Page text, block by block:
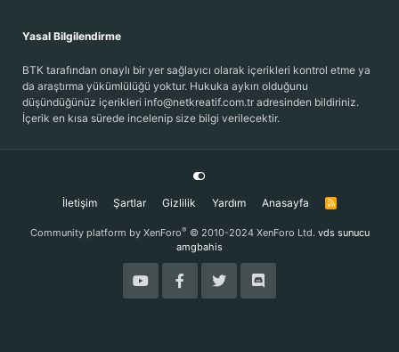
Yasal Bilgilendirme
BTK tarafından onaylı bir yer sağlayıcı olarak içerikleri kontrol etme ya
da araştırma yükümlülüğü yoktur. Hukuka aykırı olduğunu
düşündüğünüz içerikleri info@netkreatif.com.tr adresinden bildiriniz.
İçerik en kısa sürede incelenip size bilgi verilecektir.
İletişim Şartlar Gizlilik Yardım Anasayfa
R
Community platform by XenForo® © 2010-2024 XenForo Ltd. vds sunucu
amgbahis